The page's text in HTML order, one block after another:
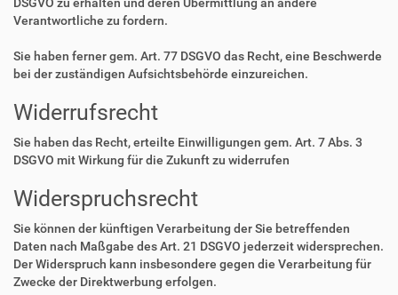
DSGVO zu erhalten und deren Übermittlung an andere
Verantwortliche zu fordern.
Sie haben ferner gem. Art. 77 DSGVO das Recht, eine Beschwerde
bei der zuständigen Aufsichtsbehörde einzureichen.
Widerrufsrecht
Sie haben das Recht, erteilte Einwilligungen gem. Art. 7 Abs. 3
DSGVO mit Wirkung für die Zukunft zu widerrufen
Widerspruchsrecht
Sie können der künftigen Verarbeitung der Sie betreffenden
Daten nach Maßgabe des Art. 21 DSGVO jederzeit widersprechen.
Der Widerspruch kann insbesondere gegen die Verarbeitung für
Zwecke der Direktwerbung erfolgen.